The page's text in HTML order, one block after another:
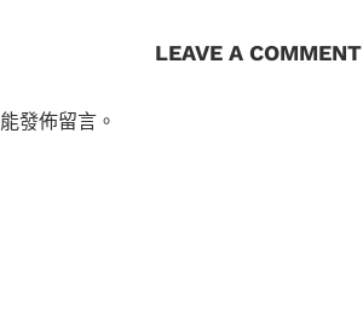
LEAVE A COMMENT
發佈留言。